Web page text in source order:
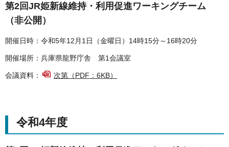
第2回JR姫新線維持・利用促進ワーキングチーム
（非公開）
開催日時：令和5年12月1日（金曜日）14時15分～16時20分
開催場所：兵庫県龍野庁舎 第1会議室
会議資料： 次第（PDF：6KB）
令和4年度